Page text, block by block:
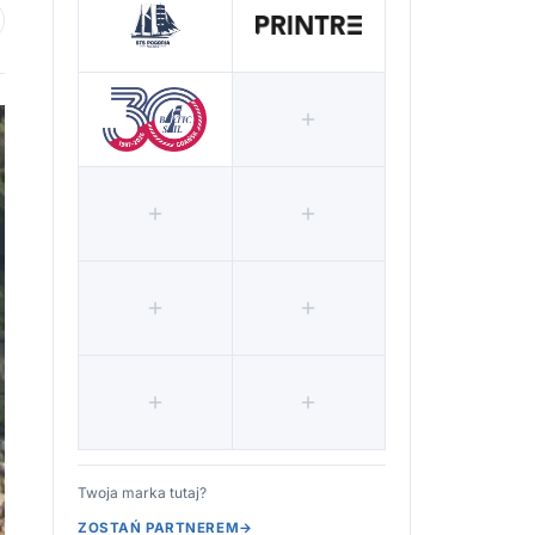
ulubionych
Twoja marka tutaj?
ZOSTAŃ PARTNEREM→